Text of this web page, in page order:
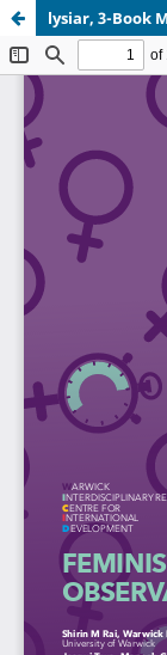
lysiar, 3-Book